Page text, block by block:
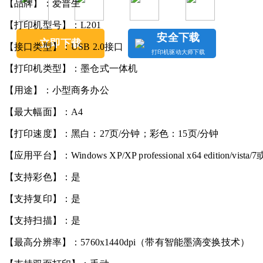
立即下载 安全下载
打印机驱动大师下载
【品牌】：爱普生
【打印机型号】：L201
【接口类型】：USB 2.0接口
【打印机类型】：墨仓式一体机
【用途】：小型商务办公
【最大幅面】：A4
【打印速度】：黑白：27页/分钟；彩色：15页/分钟
【应用平台】：Windows XP/XP professional x64 edition/vista/7
【支持彩色】：是
【支持复印】：是
【支持扫描】：是
【最高分辨率】：5760x1440dpi（带有智能墨滴变换技术）